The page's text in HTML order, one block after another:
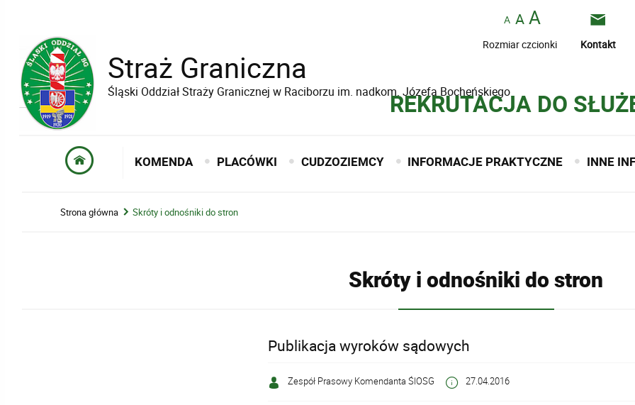
Straż Graniczna
Śląski Oddział Straży Granicznej w Raciborzu im. nadkom. Józefa Bocheńskiego
Rozmiar czcionki Kontakt
REKRUTACJA DO
KOMENDA PLACÓWKI CUDZOZIEMCY INFORMACJE PRAKTYCZNE INNE
Strona główna Skróty i odnośniki do stron
Skróty i odnośniki do stron
Publikacja wyroków sądowych
Zespół Prasowy Komendanta ŚlOSG 27.04.2016